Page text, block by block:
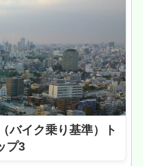
バイク乗り基準）ト
プ3